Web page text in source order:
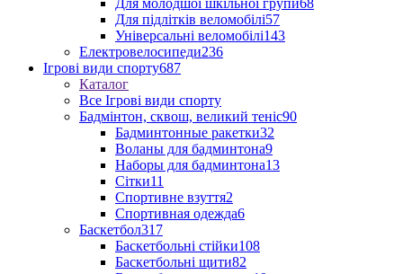
Для молодшої шкільної групи68
Для підлітків веломобілі57
Універсальні веломобілі143
Електровелосипеди236
Ігрові види спорту687
Каталог
Все Ігрові види спорту
Бадмінтон, сквош, великий теніс90
Бадминтонные ракетки32
Воланы для бадминтона9
Наборы для бадминтона13
Сітки11
Спортивне взуття2
Спортивная одежда6
Баскетбол317
Баскетбольні стійки108
Баскетбольні щити82